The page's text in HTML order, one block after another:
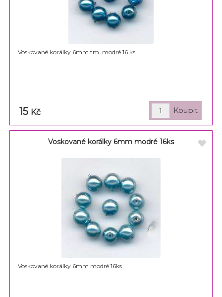
Voskované korálky 6mm tm. modré 16 ks
15 Kč
Voskované korálky 6mm modré 16ks
Voskované korálky 6mm modré 16ks